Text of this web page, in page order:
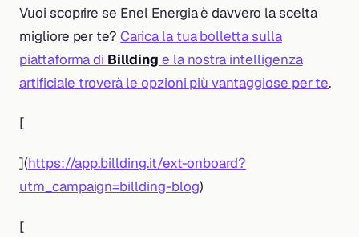
Vuoi scoprire se Enel Energia è davvero la scelta
migliore per te?Carica la tua bolletta sulla
piattaforma di Billding e la nostra intelligenza
artificiale troverà le opzioni più vantaggiose per te.
[
](https://app.billding.it/ext-onboard?
utm_campaign=billding-blog)
[